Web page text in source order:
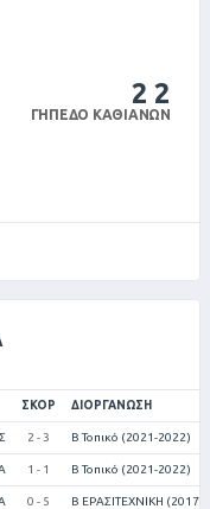
22
ΓΉΠΕΔΟ ΚΑΘΙΑΝΏΝ
ΣΚΟΡ ΔΙΟΡΓΆΝΩΣΗ
2 - 3 Β Τοπικό (2021-2022)
1 - 1 Β Τοπικό (2021-2022)
0 - 5 Β ΕΡΑΣΙΤΕΧΝΙΚΗ (2017-